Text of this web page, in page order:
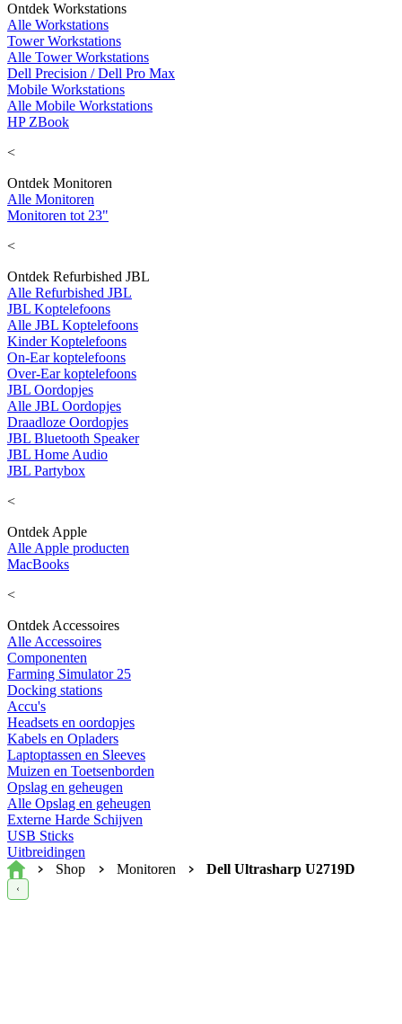
Ontdek Workstations
Alle Workstations
Tower Workstations
Alle Tower Workstations
Dell Precision / Dell Pro Max
Mobile Workstations
Alle Mobile Workstations
HP ZBook
<
Ontdek Monitoren
Alle Monitoren
Monitoren tot 23"
<
Ontdek Refurbished JBL
Alle Refurbished JBL
JBL Koptelefoons
Alle JBL Koptelefoons
Kinder Koptelefoons
On-Ear koptelefoons
Over-Ear koptelefoons
JBL Oordopjes
Alle JBL Oordopjes
Draadloze Oordopjes
JBL Bluetooth Speaker
JBL Home Audio
JBL Partybox
<
Ontdek Apple
Alle Apple producten
MacBooks
<
Ontdek Accessoires
Alle Accessoires
Componenten
Farming Simulator 25
Docking stations
Accu's
Headsets en oordopjes
Kabels en Opladers
Laptoptassen en Sleeves
Muizen en Toetsenborden
Opslag en geheugen
Alle Opslag en geheugen
Externe Harde Schijven
USB Sticks
Uitbreidingen
Home
Shop Monitoren Dell Ultrasharp U2719D